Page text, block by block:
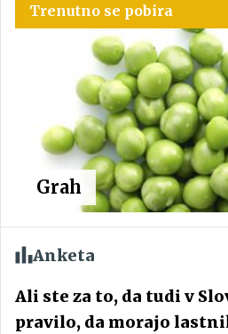
Trenutno se pobira
Grah
Anketa
Ali ste za to, da tudi v
pravilo, da morajo